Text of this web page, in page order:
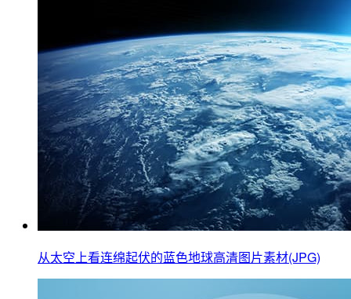
从太空上看连绵起伏的蓝色地球高清图片素材(JPG)